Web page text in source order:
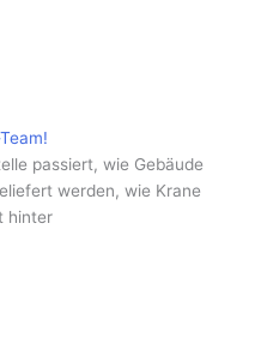
passiert, wie Gebäude
werden, wie Krane
hinter